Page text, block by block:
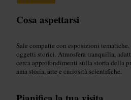
Cosa aspettarsi
Sale compatte con esposizioni
oggetti storici. Atmosfera tranquilla,
cerca approfondimenti sulla storia della
ama storia, arte e curiosità scientifiche.